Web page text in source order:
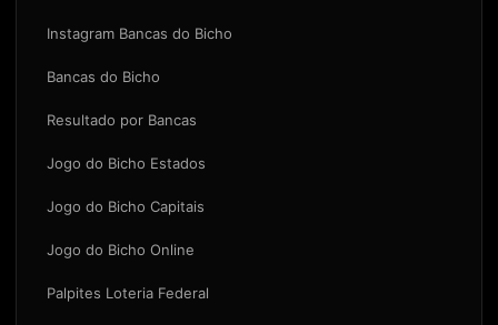
Instagram Bancas do Bicho
Bancas do Bicho
Resultado por Bancas
Jogo do Bicho Estados
Jogo do Bicho Capitais
Jogo do Bicho Online
Palpites Loteria Federal